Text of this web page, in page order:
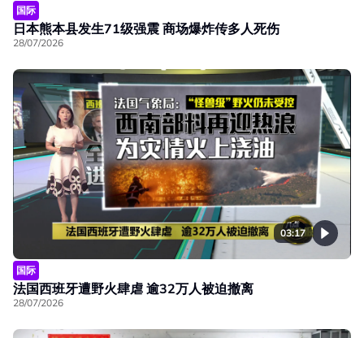
国际
日本熊本县发生71级强震 商场爆炸传多人死伤
28/07/2026
03:17
国际
法国西班牙遭野火肆虐 逾32万人被迫撤离
28/07/2026